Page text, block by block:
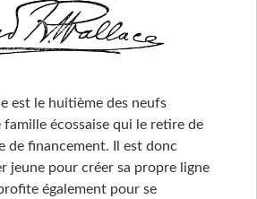
est le huitième des neufs
écossaise qui le retire de
de financement. Il est donc
jeune pour créer sa propre ligne
également pour se